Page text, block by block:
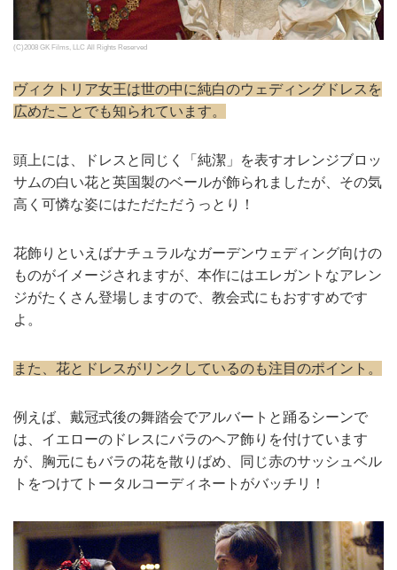
(C)2008 GK Films, LLC All Rights Reserved
ヴィクトリア女王は世の中に純白のウェディングドレスを
広めたことでも知られています。
頭上には、ドレスと同じく「純潔」を表すオレンジブロッ
サムの白い花と英国製のベールが飾られましたが、その気
高く可憐な姿にはただただうっとり！
花飾りといえばナチュラルなガーデンウェディング向けの
ものがイメージされますが、本作にはエレガントなアレン
ジがたくさん登場しますので、教会式にもおすすめです
よ。
また、花とドレスがリンクしているのも注目のポイント。
例えば、戴冠式後の舞踏会でアルバートと踊るシーンで
は、イエローのドレスにバラのヘア飾りを付けています
が、胸元にもバラの花を散りばめ、同じ赤のサッシュベル
トをつけてトータルコーディネートがバッチリ！